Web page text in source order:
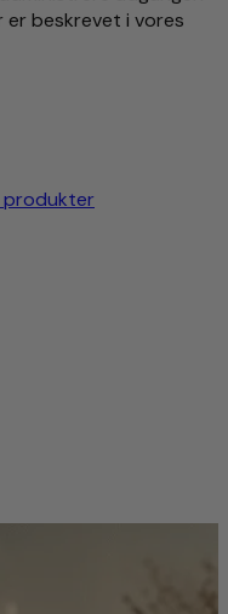
er beskrevet i vores
produkter